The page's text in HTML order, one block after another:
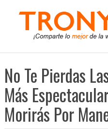
No Te Pierdas
Más
Morirás Por